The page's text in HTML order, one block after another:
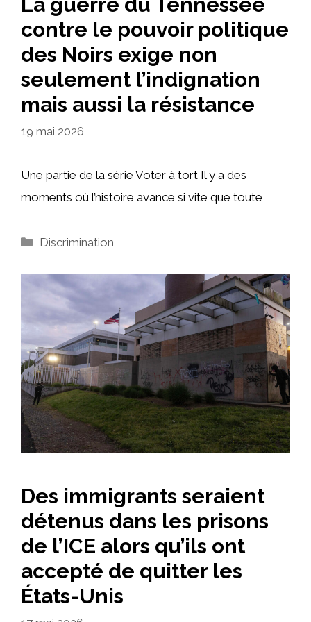
contre le pouvoir politique
des Noirs exige non
seulement l’indignation
mais aussi la résistance
19 mai 2026
Une partie de la série Voter à tort Il y a des
moments où l’histoire avance si vite que toute
Catégories
Discrimination
Des immigrants seraient
détenus dans les prisons
de l’ICE alors qu’ils ont
accepté de quitter les
États-Unis